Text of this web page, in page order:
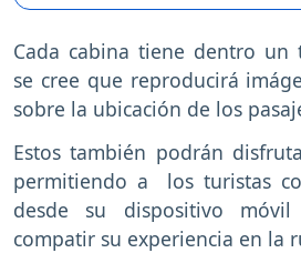
Cada cabina tiene dentro un
se cree que reproducirá
sobre la ubicación de los
Estos también podrán
permitiendo a los turistas
desde su dispositivo
compatir su experiencia en la